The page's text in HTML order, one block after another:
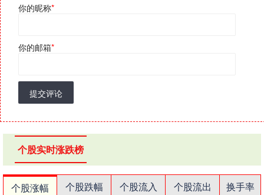
你的昵称*
你的邮箱*
提交评论
个股实时涨跌榜
个股涨幅 个股跌幅 个股流入 个股流出
换手率